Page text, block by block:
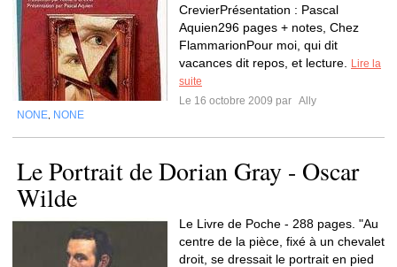
CrevierPrésentation : Pascal
Aquien296 pages + notes, Chez
FlammarionPour moi, qui dit
vacances dit repos, et lecture.
Lire la
suite
Le 16 octobre 2009 par Ally
NONE NONE
Le Portrait de Dorian Gray - Oscar
Wilde
Le Livre de Poche - 288 pages. "Au
centre de la pièce, fixé à un chevalet
droit, se dressait le portrait en pied